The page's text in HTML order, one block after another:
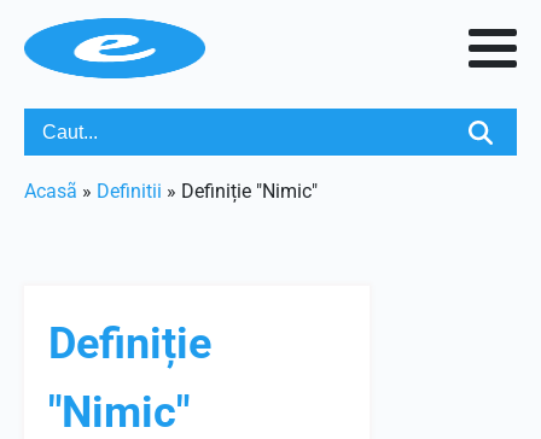
Acasã » Definitii » Definiție "Nimic"
Definiție
"Nimic"